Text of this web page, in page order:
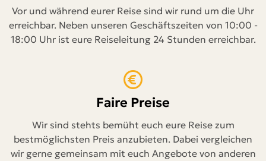
Vor und während eurer Reise sind wir rund um die Uhr
erreichbar. Neben unseren Geschäftszeiten von 10:00 -
18:00 Uhr ist eure Reiseleitung 24 Stunden erreichbar.
Faire Preise
Wir sind stehts bemüht euch eure Reise zum
bestmöglichsten Preis anzubieten. Dabei vergleichen
wir gerne gemeinsam mit euch Angebote von anderen